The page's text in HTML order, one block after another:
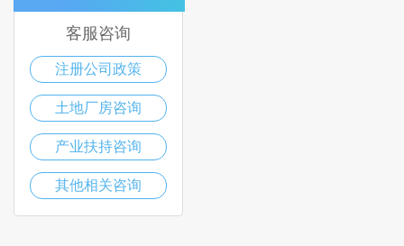
客服咨询
注册公司政策
土地厂房咨询
产业扶持咨询
其他相关咨询